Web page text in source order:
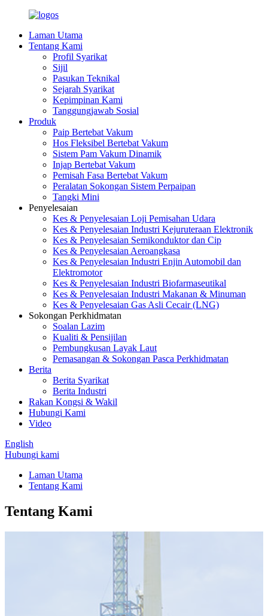
Laman Utama
Tentang Kami
Profil Syarikat
Sijil
Pasukan Teknikal
Sejarah Syarikat
Kepimpinan Kami
Tanggungjawab Sosial
Produk
Paip Bertebat Vakum
Hos Fleksibel Bertebat Vakum
Sistem Pam Vakum Dinamik
Injap Bertebat Vakum
Pemisah Fasa Bertebat Vakum
Peralatan Sokongan Sistem Perpaipan
Tangki Mini
Penyelesaian
Kes & Penyelesaian Loji Pemisahan Udara
Kes & Penyelesaian Industri Kejuruteraan Elektronik
Kes & Penyelesaian Semikonduktor dan Cip
Kes & Penyelesaian Aeroangkasa
Kes & Penyelesaian Industri Enjin Automobil dan
Elektromotor
Kes & Penyelesaian Industri Biofarmaseutikal
Kes & Penyelesaian Industri Makanan & Minuman
Kes & Penyelesaian Gas Asli Cecair (LNG)
Sokongan Perkhidmatan
Soalan Lazim
Kualiti & Pensijilan
Pembungkusan Layak Laut
Pemasangan & Sokongan Pasca Perkhidmatan
Berita
Berita Syarikat
Berita Industri
Rakan Kongsi & Wakil
Hubungi Kami
Video
English
Hubungi kami
Laman Utama
Tentang Kami
Tentang Kami